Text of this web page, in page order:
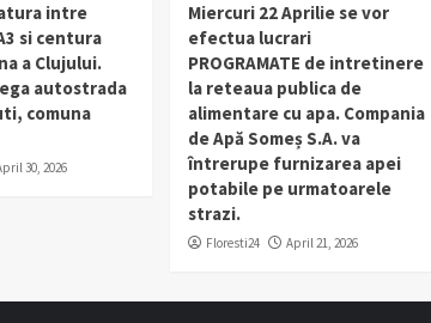
intre
si centura
a Clujului.
autostrada
comuna
30, 2026
Miercuri 22 Aprilie se vor
efectua lucrari
PROGRAMATE de intretinere
la reteaua publica de
alimentare cu apa. Compania
de Apă Someș S.A. va
întrerupe furnizarea apei
potabile pe urmatoarele
strazi.
Floresti24 April 21, 2026